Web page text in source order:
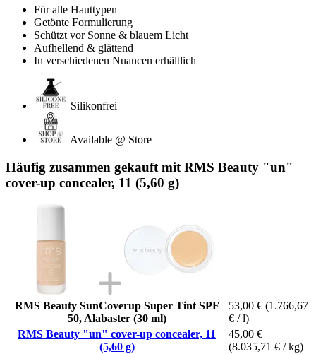
Für alle Hauttypen
Getönte Formulierung
Schützt vor Sonne & blauem Licht
Aufhellend & glättend
In verschiedenen Nuancen erhältlich
Silikonfrei
Available @ Store
Häufig zusammen gekauft mit RMS Beauty "un"
cover-up concealer, 11 (5,60 g)
RMS Beauty SunCoverup Super Tint SPF
50, Alabaster (30 ml)
53,00 € (1.766,67
€ / l)
RMS Beauty "un" cover-up concealer, 11
(5,60 g)
45,00 €
(8.035,71 € / kg)